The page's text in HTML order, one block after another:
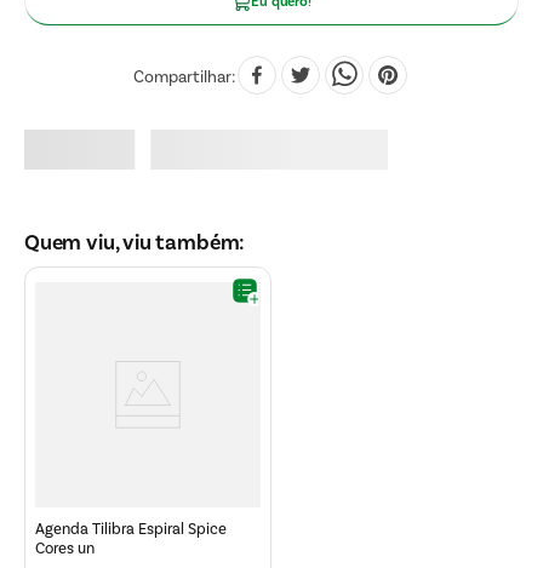
Compartilhar
Quem viu, viu também:
Agenda Tilibra Espiral Spice
Cores un